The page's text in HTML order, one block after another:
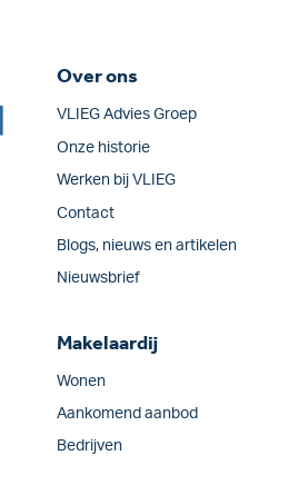
Over ons
VLIEG Advies Groep
Onze historie
Werken bij VLIEG
Contact
Blogs, nieuws en artikelen
Nieuwsbrief
Makelaardij
Wonen
Aankomend aanbod
Bedrijven